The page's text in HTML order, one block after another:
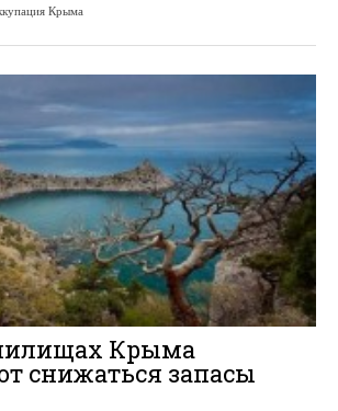
Крыма
Крыма
снижаться запасы